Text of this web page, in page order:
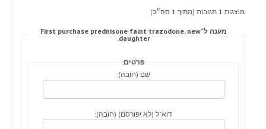
מוצגות 1 תגובות (מתוך 1 סה״כ)
מענה ל־First purchase prednisone faint trazodone, new
daughter.
פרטים:
שם (חובה):
דוא"ל (לא יפורסם) (חובה):